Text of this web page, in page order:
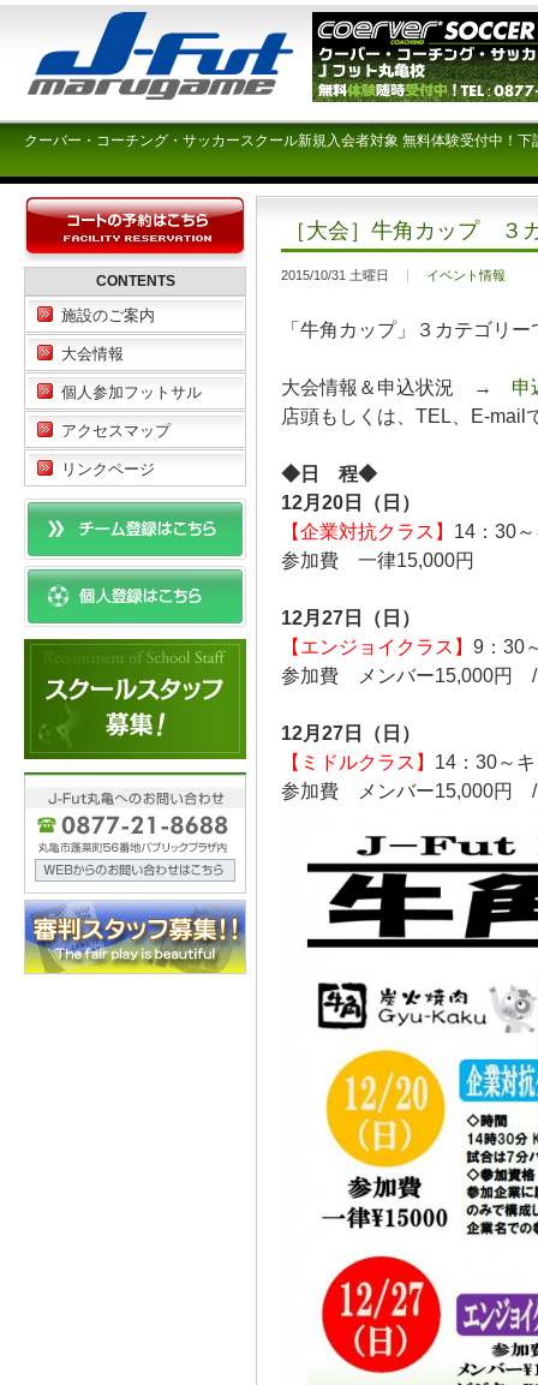
クーバー・コーチング・サッカースクール新規入会者対象 無料体験受付中！
［大会］牛角カップ ３
2015/10/31 土曜日 イベント情報
「牛角カップ」３カテゴリ
大会情報＆申込状況 → 申
店頭もしくは、TEL、E-mail
◆日 程◆
12月20日（日）
【企業対抗クラス】 14：30
参加費 一律15,000円
12月27日（日）
【エンジョイクラス】 9：30
参加費 メンバー15,000円
12月27日（日）
【ミドルクラス】 14：30～
参加費 メンバー15,000円
CONTENTS
施設のご案内
大会情報
個人参加フットサル
アクセスマップ
リンクページ